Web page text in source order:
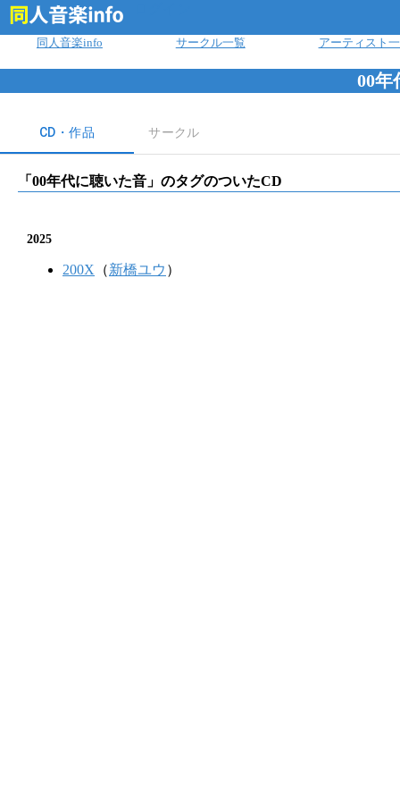
同人音楽info サークル一覧 アーティスト
00年
CD・作品 サークル
「 00年代に聴いた音 」のタグのついたCD
2025
200X （新橋ユウ ）